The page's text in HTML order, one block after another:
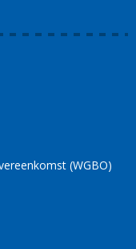
(WGBO)